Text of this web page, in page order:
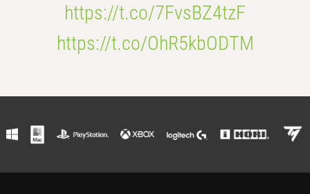
https://t.co/7FvsBZ4tzF
https://t.co/OhR5kbODTM